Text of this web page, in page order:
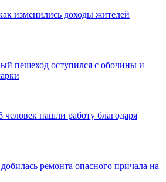
изменились доходы жителей
пешеход оступился с обочины и
человек нашли работу благодаря
ремонта опасного причала на